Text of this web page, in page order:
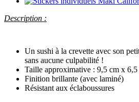
Description :
Un sushi à la crevette avec son
sans aucune culpabilité !
Taille approximative : 9,5 cm x 6,5
Finition brillante (avec laminé)
Résistant aux éclaboussures